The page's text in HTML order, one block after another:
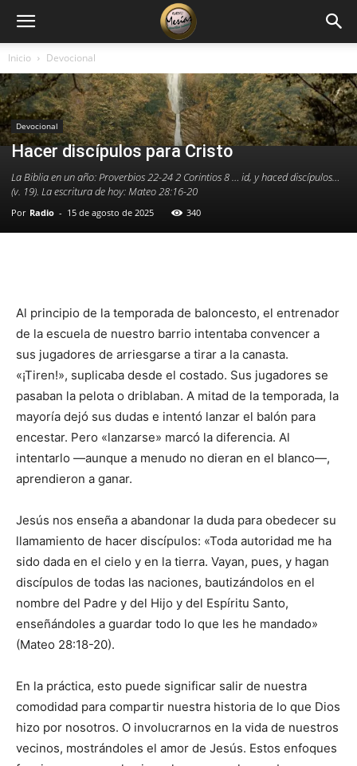
Inicio Devocional
Devocional
Hacer discípulos para Cristo
La Biblia en un año: Proverbios 22-24 2 Corintios 8 … id, y haced discípulos…
(v. 19). La escritura de hoy: Mateo 28:16-20
Por Radio - 15 de agosto de 2025 340
Al principio de la temporada de baloncesto, el entrenador
de la escuela de nuestro barrio intentaba convencer a
sus jugadores de arriesgarse a tirar a la canasta.
«¡Tiren!», suplicaba desde el costado. Sus jugadores se
pasaban la pelota o driblaban. A mitad de la temporada, la
mayoría dejó sus dudas e intentó lanzar el balón para
encestar. Pero «lanzarse» marcó la diferencia. Al
intentarlo —aunque a menudo no dieran en el blanco—,
aprendieron a ganar.
Jesús nos enseña a abandonar la duda para obedecer su
llamamiento de hacer discípulos: «Toda autoridad me ha
sido dada en el cielo y en la tierra. Vayan, pues, y hagan
discípulos de todas las naciones, bautizándolos en el
nombre del Padre y del Hijo y del Espíritu Santo,
enseñándoles a guardar todo lo que les he mandado»
(Mateo 28:18-20).
En la práctica, esto puede significar salir de nuestra
comodidad para compartir nuestra historia de lo que Dios
hizo por nosotros. O involucrarnos en la vida de nuestros
vecinos, mostrándoles el amor de Jesús. Estos enfoques